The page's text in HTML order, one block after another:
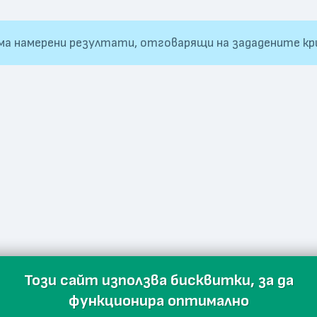
намерени резултати, отговарящи на зададените
Този сайт използва бисквитки, за да
функционира оптимално